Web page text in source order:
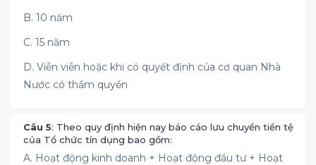
B. 10 năm
C. 15 năm
D. Viễn viễn hoặc khi có quyết định của cơ quan Nhà
Nước có thẩm quyền
Câu 5: Theo quy định hiện nay báo cáo lưu chuyển tiền tệ
của Tổ chức tín dụng bao gồm:
A. Hoạt động kinh doanh + Hoạt động đầu tư + Hoạt